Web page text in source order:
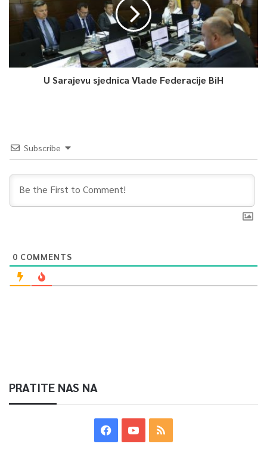
U Sarajevu sjednica Vlade Federacije BiH
Subscribe
0 COMMENTS
PRATITE NAS NA